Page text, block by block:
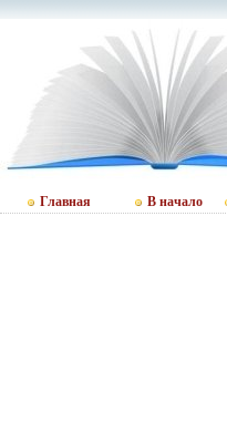
Главная В начало